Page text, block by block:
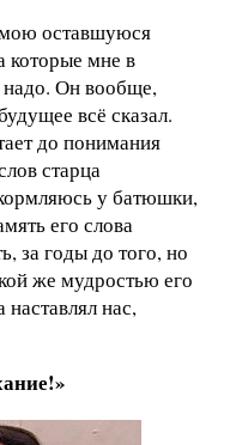
оставшуюся
которые мне в
надо. Он вообще,
всё сказал.
до понимания
старца
у батюшки,
его слова
за годы до того, но
же мудростью его
нас,